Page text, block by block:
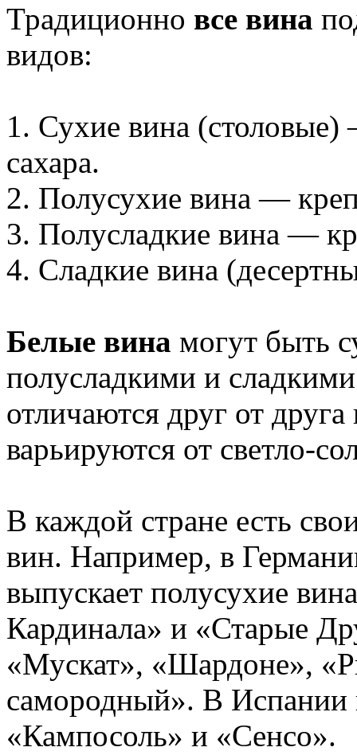
Традиционно все вина
видов:
1. Сухие вина
сахара.
2. Полусухие вина —
3. Полусладкие вина —
4. Сладкие вина
Белые вина могут быть
полусладкими и
отличаются друг от
варьируются от светло-
В каждой стране есть
вин. Например, в
выпускает полусухие
Кардинала» и «Старые
«Мускат», «Шардоне»,
самородный». В Испании
«Кампосоль» и «Сенсо».